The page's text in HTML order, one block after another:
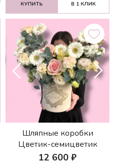
КУПИТЬ В 1 КЛИК
Шляпные коробки
Цветик-семицветик
12 600 ₽